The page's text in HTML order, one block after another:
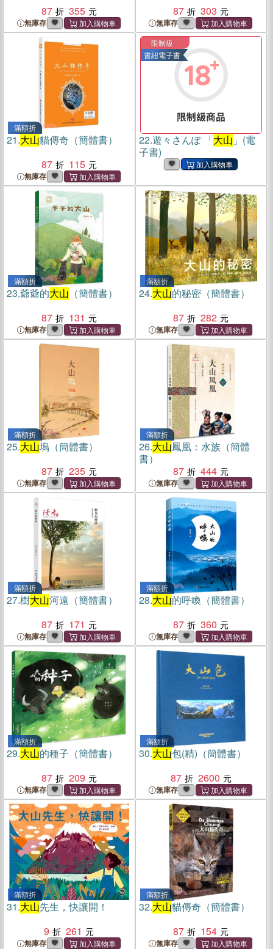
87 355
無庫存
87 303
無庫存
滿額折
21.大山貓傳奇（簡體書）
87
115
無庫存
限制級
書紐電子書
22.遊々さんぽ 「大山 」(電
子書)
滿額折
23.爺爺的大山 （簡體書）
87
131
無庫存
滿額折
24.大山的秘密（簡體書）
87
282
無庫存
滿額折
25.大山塢（簡體書）
87
235
無庫存
滿額折
26.大山鳳凰：水族（簡體
書）
87
444
無庫存
滿額折
27.樹大山河遠（簡體書）
87
171
無庫存
滿額折
28.大山的呼喚（簡體書）
87
360
無庫存
滿額折
29.大山的種子（簡體書）
87
209
無庫存
滿額折
30.大山包(精)（簡體書）
87
2600
無庫存
滿額折
31.大山先生，快讓開！
9
261
無庫存
滿額折
32.大山貓傳奇（簡體書）
87
154
無庫存